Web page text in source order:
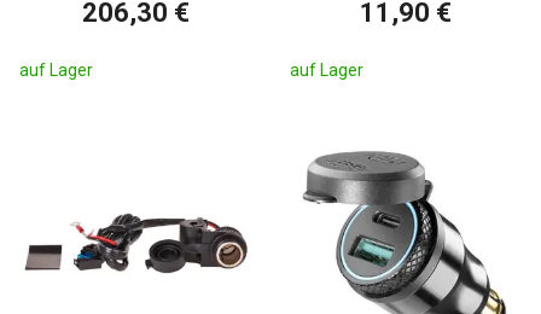
206,30 €
auf Lager
11,90 €
auf Lager